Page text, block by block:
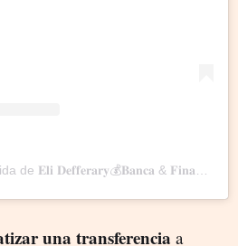
una transferencia a